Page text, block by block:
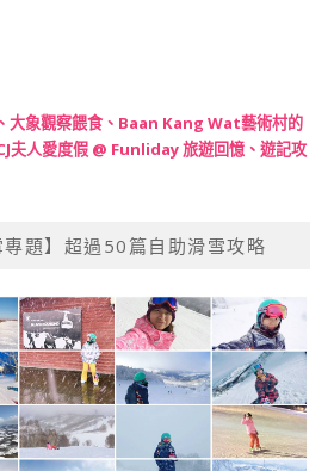
大象觀察餵食、Baan Kang Wat藝術村的
夫人愛度假 @ Funliday 旅遊回憶、遊記攻
專題】超過50篇自助滑雪攻略